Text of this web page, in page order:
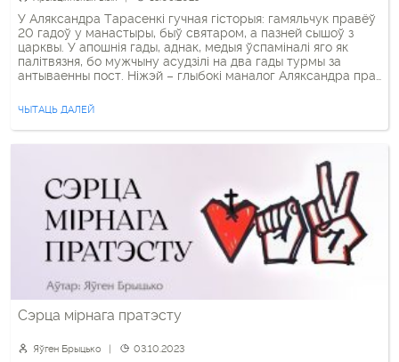
У Аляксандра Тарасенкі гучная гісторыя: гамяльчук правёў
20 гадоў у манастыры, быў святаром, а пазней сышоў з
царквы. У апошнія гады, аднак, медыя ўспаміналі яго як
палітвязня, бо мужчыну асудзілі на два гады турмы за
антываенны пост. Ніжэй – глыбокі маналог Аляксандра пра
«Мяне затрымлівалі пяць разоў» Якім […]
ЧЫТАЦЬ ДАЛЕЙ
Сэрца мірнага пратэсту
Яўген Брыцько 03.10.2023